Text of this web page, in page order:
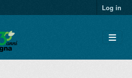
Log in